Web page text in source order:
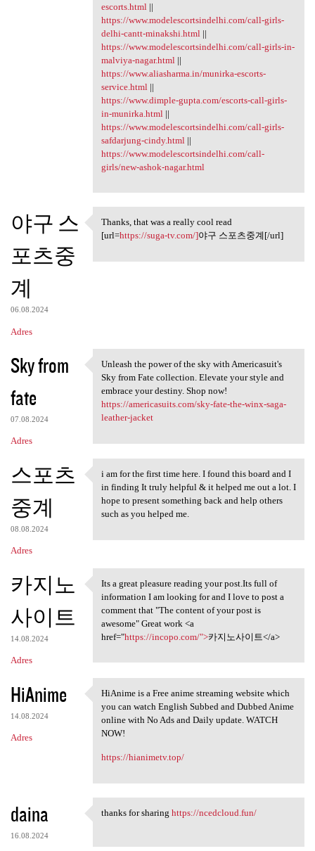
escorts.html ||
https://www.modelescortsindelhi.com/call-girls-
delhi-cantt-minakshi.html ||
https://www.modelescortsindelhi.com/call-girls-in-
malviya-nagar.html ||
https://www.aliasharma.in/munirka-escorts-
service.html ||
https://www.dimple-gupta.com/escorts-call-girls-
in-munirka.html ||
https://www.modelescortsindelhi.com/call-girls-
safdarjung-cindy.html ||
https://www.modelescortsindelhi.com/call-
girls/new-ashok-nagar.html
야구 스
포츠중
계
06.08.2024
Adres
Thanks, that was a really
Thanks, that was a really cool read
[url=https://suga-tv.com/]야구 스포츠중계[/url]
Sky from
fate
07.08.2024
Adres
Unleash the power of the sky
Unleash the power of the sky with Americasuit's
Sky from Fate collection. Elevate your style and
embrace your destiny. Shop now!
https://americasuits.com/sky-fate-the-winx-saga-
leather-jacket
스포츠
중계
08.08.2024
Adres
i am for the first time here.
i am for the first time here. I found this board and I
in finding It truly helpful & it helped me out a lot. I
hope to present something back and help others
such as you helped me.
카지노
사이트
14.08.2024
Adres
Its a great pleasure reading
Its a great pleasure reading your post.Its full of
information I am looking for and I love to post a
comment that "The content of your post is
awesome" Great work <a
href="https://incopo.com/">카지노사이트</a>
HiAnime
14.08.2024
Adres
HiAnime is a Free anime
HiAnime is a Free anime streaming website which
you can watch English Subbed and Dubbed Anime
online with No Ads and Daily update. WATCH
NOW!
https://hianimetv.top/
daina
16.08.2024
thanks for sharing https:/
thanks for sharing https://ncedcloud.fun/